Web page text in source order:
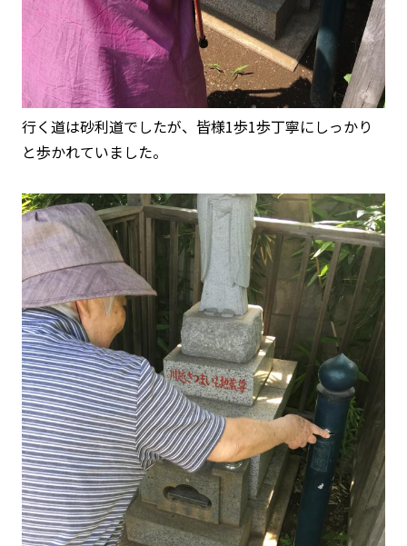
行く道は砂利道でしたが、皆様1歩1歩丁寧にしっかり
と歩かれていました。